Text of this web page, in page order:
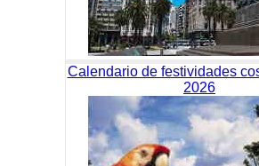
Calendario de festividades
2026